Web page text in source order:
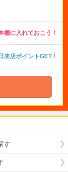
棚に入れておこう！
来店ポイントGET！
す